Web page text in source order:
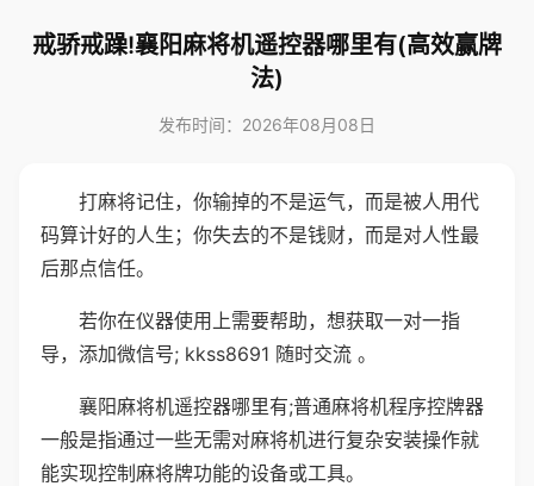
戒骄戒躁!襄阳麻将机遥控器哪里有(高效赢牌
法)
发布时间：2026年08月08日
打麻将记住，你输掉的不是运气，而是被人用代
码算计好的人生；你失去的不是钱财，而是对人性最
后那点信任。
若你在仪器使用上需要帮助，想获取一对一指
导，添加微信号; kkss8691 随时交流 。
襄阳麻将机遥控器哪里有;普通麻将机程序控牌器
一般是指通过一些无需对麻将机进行复杂安装操作就
能实现控制麻将牌功能的设备或工具。